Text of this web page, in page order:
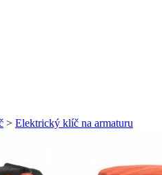
> Elektrický klíč na armaturu